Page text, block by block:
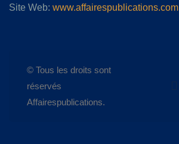
Site Web: www.affairespublications.com
© Tous les droits sont
réservés
Affairespublications.